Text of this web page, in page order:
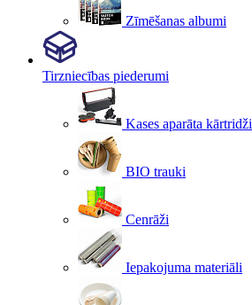
Zīmēšanas albumi
Tirzniecības piederumi
Kases aparāta kārtridži
BIO trauki
Cenrāži
Iepakojuma materiāli